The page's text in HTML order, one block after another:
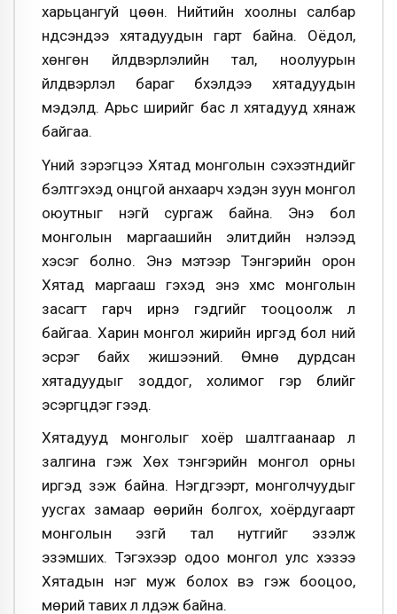
харьцангуй цөөн. Нийтийн хоолны салбар
үндсэндээ хятадуудын гарт байна. Оёдол,
хөнгөн үйлдвэрлэлийн тал, ноолуурын
үйлдвэрлэл бараг бүхэлдээ хятадуудын
мэдэлд. Арьс ширийг бас л хятадууд хянаж
байгаа.
Үүний зэрэгцээ Хятад монголын сэхээтнүүдийг
бэлтгэхэд онцгой анхаарч хэдэн зуун монгол
оюутныг үнэгүй сургаж байна. Энэ бол
монголын маргаашийн элитүүдийн нэлээд
хэсэг болно. Энэ мэтээр Тэнгэрийн орон
Хятад маргааш гэхэд энэ хүмүүс монголын
засагт гарч ирнэ гэдгийг тооцоолж л
байгаа. Харин монгол жирийн иргэд бол үүний
эсрэг байх жишээний. Өмнө дурдсан
хятадуудыг зоддог, холимог гэр бүлийг
эсэргүүцдэг гээд.
Хятадууд монголыг хоёр шалтгаанаар л
залгина гэж Хөх тэнгэрийн монгол орны
иргэд үзэж байна. Нэгдүгээрт, монголчуудыг
уусгах замаар өөрийн болгох, хоёрдугаарт
монголын эзгүй тал нутгийг эзэлж
эзэмших. Тэгэхээр одоо монгол улс хэзээ
Хятадын нэг муж болох вэ гэж бооцоо,
мөрий тавих л үлдэж байна.